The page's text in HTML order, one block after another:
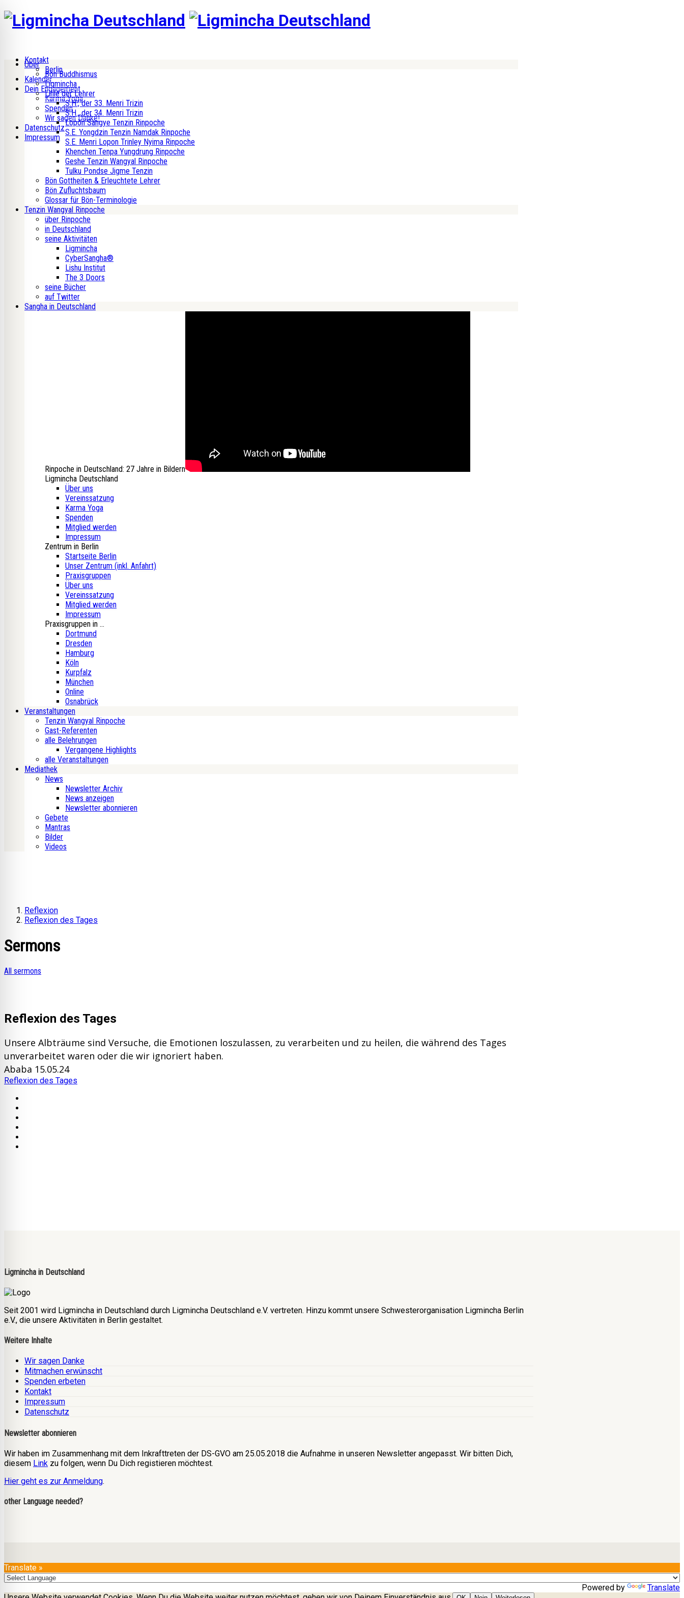
Kontakt
Berlin
Kalender
Dein Engagement
Karma Yoga
Spenden
Wir sagen Danke!
Datenschutz
Impressum
Über
Bön Buddhismus
Ligmincha
Linie der Lehrer
S.H., der 33. Menri Trizin
S.H., der 34. Menri Trizin
Lopön Sangye Tenzin Rinpoche
S.E. Yongdzin Tenzin Namdak Rinpoche
S.E. Menri Lopon Trinley Nyima Rinpoche
Khenchen Tenpa Yungdrung Rinpoche
Geshe Tenzin Wangyal Rinpoche
Tulku Pondse Jigme Tenzin
Bön Gottheiten & Erleuchtete Lehrer
Bön Zufluchtsbaum
Glossar für Bön-Terminologie
Tenzin Wangyal Rinpoche
über Rinpoche
in Deutschland
seine Aktivitäten
Ligmincha
CyberSangha®
Lishu Institut
The 3 Doors
seine Bücher
auf Twitter
Sangha in Deutschland
Rinpoche in Deutschland: 27 Jahre in Bildern
Ligmincha Deutschland
Über uns
Vereinssatzung
Karma Yoga
Spenden
Mitglied werden
Impressum
Zentrum in Berlin
Startseite Berlin
Unser Zentrum (inkl. Anfahrt)
Praxisgruppen
Über uns
Vereinssatzung
Mitglied werden
Impressum
Praxisgruppen in ...
Dortmund
Dresden
Hamburg
Köln
Kurpfalz
München
Online
Osnabrück
Veranstaltungen
Tenzin Wangyal Rinpoche
Gast-Referenten
alle Belehrungen
Vergangene Highlights
alle Veranstaltungen
Mediathek
News
Newsletter Archiv
News anzeigen
Newsletter abonnieren
Gebete
Mantras
Bilder
Videos
Reflexion
Reflexion des Tages
Sermons
All sermons
Reflexion des Tages
Unsere Albträume sind Versuche, die Emotionen loszulassen, zu verarbeiten und zu heilen, die während des Tages
unverarbeitet waren oder die wir ignoriert haben.
Ababa 15.05.24
Reflexion des Tages
Ligmincha in Deutschland
Seit 2001 wird Ligmincha in Deutschland durch Ligmincha Deutschland e.V. vertreten. Hinzu kommt unsere Schwesterorganisation Ligmincha Berlin
e.V., die unsere Aktivitäten in Berlin gestaltet.
Weitere Inhalte
Wir sagen Danke
Mitmachen erwünscht
Spenden erbeten
Kontakt
Impressum
Datenschutz
Newsletter abonnieren
Wir haben im Zusammenhang mit dem Inkrafttreten der DS-GVO am 25.05.2018 die Aufnahme in unseren Newsletter angepasst. Wir bitten Dich,
diesem Link zu folgen, wenn Du Dich registieren möchtest.
Hier geht es zur Anmeldung.
other Language needed?
Translate »
Powered by
Translate